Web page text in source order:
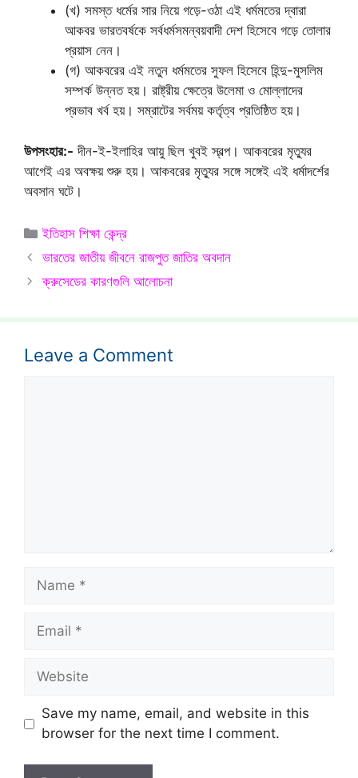
(খ) সমস্ত ধর্মের সার নিয়ে গড়ে-ওঠা এই ধর্মমতের দ্বারা
আকবর ভারতবর্ষকে সর্বধর্মসমন্বয়বাদী দেশ হিসেবে গড়ে তোলার
প্রয়াস নেন।
(গ) আকবরের এই নতুন ধর্মমতের সুফল হিসেবে হিন্দু-মুসলিম
সম্পর্ক উন্নত হয়। রাষ্ট্রীয় ক্ষেত্রে উলেমা ও মোল্লাদের
প্রভাব খর্ব হয়। সম্রাটের সর্বময় কর্তৃত্ব প্রতিষ্ঠিত হয়।
উপসংহার:- দীন-ই-ইলাহির আয়ু ছিল খুবই স্বল্প। আকবরের মৃত্যুর
আগেই এর অবক্ষয় শুরু হয়। আকবরের মৃত্যুর সঙ্গে সঙ্গেই এই ধর্মাদর্শের
অবসান ঘটে।
Categories
ইতিহাস শিক্ষা কেন্দ্র
ভারতের জাতীয় জীবনে রাজপুত জাতির অবদান
ক্রুসেডের কারণগুলি আলোচনা
Leave a Comment
Name
Email
Website
Save my name, email, and website in this
browser for the next time I comment.